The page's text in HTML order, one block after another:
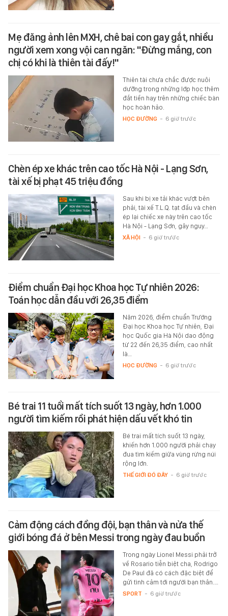
Mẹ đăng ảnh lên MXH, chê bai con gay gắt, nhiều
người xem xong vội can ngăn: "Đừng mắng, con
chị có khi là thiên tài đấy!"
Thiên tài chưa chắc được nuôi
dưỡng trong những lớp học thêm
đắt tiền hay trên những chiếc bàn
học hoàn hảo.
HỌC ĐƯỜNG - 6 giờ trước
Chèn ép xe khác trên cao tốc Hà Nội - Lạng Sơn,
tài xế bị phạt 45 triệu đồng
Sau khi bị xe tải khác vượt bên
phải, tài xế T.L.Q. tạt đầu và chèn
ép lại chiếc xe này trên cao tốc
Hà Nội - Lạng Sơn, gây nguy…
XÃ HỘI - 6 giờ trước
Điểm chuẩn Đại học Khoa học Tự nhiên 2026:
Toán học dẫn đầu với 26,35 điểm
Năm 2026, điểm chuẩn Trường
Đại học Khoa học Tự nhiên, Đại
học Quốc gia Hà Nội dao động
từ 22 đến 26,35 điểm, cao nhất
là…
HỌC ĐƯỜNG - 6 giờ trước
Bé trai 11 tuổi mất tích suốt 13 ngày, hơn 1.000
người tìm kiếm rồi phát hiện dấu vết khó tin
Bé trai mất tích suốt 13 ngày,
khiến hơn 1.000 người phải chạy
đua tìm kiếm giữa vùng rừng núi
rộng lớn.
THẾ GIỚI ĐÓ ĐÂY - 6 giờ trước
Cảm động cách đồng đội, bạn thân và nửa thế
giới bóng đá ở bên Messi trong ngày đau buồn
Trong ngày Lionel Messi phải trở
về Rosario tiễn biệt cha, Rodrigo
De Paul đã có cách đặc biệt để
gửi tình cảm tới người bạn thân.…
SPORT - 6 giờ trước